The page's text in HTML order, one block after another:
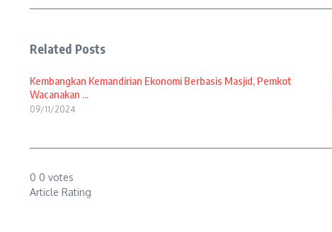
Related Posts
Kembangkan Kemandirian Ekonomi Berbasis Masjid, Pemkot
Wacanakan ...
09/11/2024
0 0 votes
Article Rating